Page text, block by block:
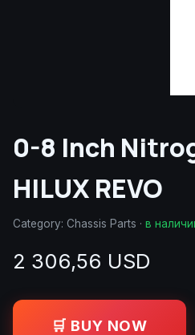
0-8 Inch
HILUX REVO
Category: Chassis Parts · в
2 306,56 USD
🛒 BUY NOW